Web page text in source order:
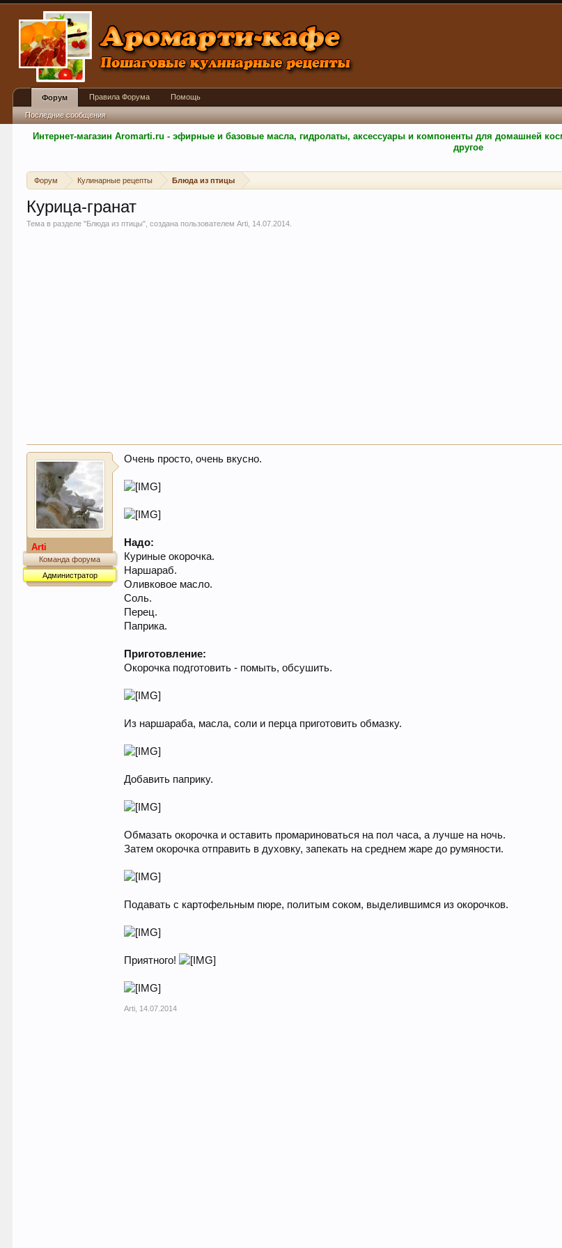
Интернет-магазин Aromarti.ru - эфирные и базовые масла, гидролаты, аксессуары и компоненты для домашней
другое
Форум Кулинарные рецепты Блюда из птицы
Курица-гранат
Тема в разделе "Блюда из птицы", создана пользователемArti 14.07.2014
Arti
Команда форума
Администратор
Очень просто, очень вкусно.
Надо:
Куриные окорочка.
Наршараб.
Оливковое масло.
Соль.
Перец.
Паприка.
Приготовление:
Окорочка подготовить - помыть, обсушить.
Из наршараба, масла, соли и перца приготовить обмазку.
Добавить паприку.
Обмазать окорочка и оставить промариноваться на пол часа, а лучше на ночь.
Затем окорочка отправить в духовку, запекать на среднем жаре до румяности.
Подавать с картофельным пюре, политым соком, выделившимся из окорочков.
Приятного!
Arti 14.07.2014
Форум
Последние сообщения
Правила Форума Помощь